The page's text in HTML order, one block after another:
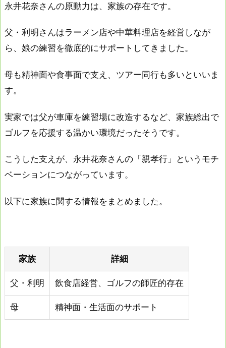
永井花奈さんの原動力は、家族の存在です。
父・利明さんはラーメン店や中華料理店を経営しなが
ら、娘の練習を徹底的にサポートしてきました。
母も精神面や食事面で支え、ツアー同行も多いといいま
す。
実家では父が車庫を練習場に改造するなど、家族総出で
ゴルフを応援する温かい環境だったそうです。
こうした支えが、永井花奈さんの「親孝行」というモチ
ベーションにつながっています。
以下に家族に関する情報をまとめました。
家族 詳細
父・利明 飲食店経営、ゴルフの師匠的存在
母 精神面・生活面のサポート